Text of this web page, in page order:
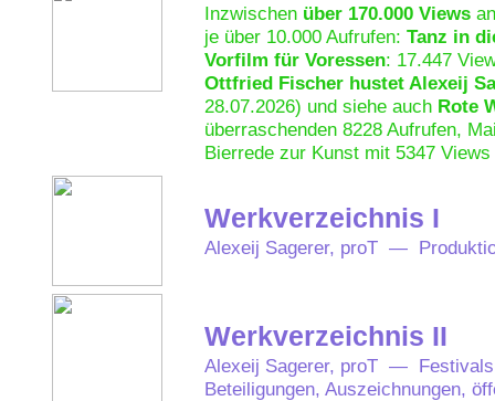
Inzwischen über 170.000 Views
je über 10.000 Aufrufen: Tanz in
Vorfilm für Voressen: 17.447
Ottfried Fischer hustet Alexeij
28.07.2026) und siehe auch Rote
überraschenden 8228 Aufrufen,
Bierrede zur Kunst mit 5347
Werkverzeichnis I
Alexeij Sagerer, proT —
Werkverzeichnis II
Alexeij Sagerer, proT —
Beteiligungen, Auszeichnungen,